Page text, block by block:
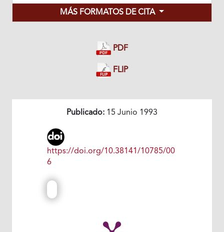
MÁS FORMATOS DE CITA
PDF
FLIP
Publicado: 15 Junio 1993
https://doi.org/10.38141/10785/00
6